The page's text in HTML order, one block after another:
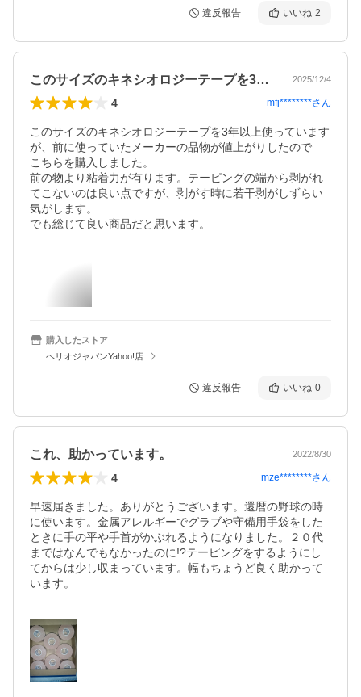
違反報告 いいね 2
このサイズのキネシオロジーテープを3年… 2025/12/4
4 mfj********さん
このサイズのキネシオロジーテープを3年以上使っています
が、前に使っていたメーカーの品物が値上がりしたので
こちらを購入しました。
前の物より粘着力が有ります。テーピングの端から剥がれ
てこないのは良い点ですが、剥がす時に若干剥がしずらい
気がします。
でも総じて良い商品だと思います。
購入したストア
ヘリオジャパンYahoo!店
違反報告 いいね 0
これ、助かっています。 2022/8/30
4 mze********さん
早速届きました。ありがとうございます。還暦の野球の時
に使います。金属アレルギーでグラブや守備用手袋をした
ときに手の平や手首がかぶれるようになりました。２０代
まではなんでもなかったのに!?テーピングをするようにし
てからは少し収まっています。幅もちょうど良く助かって
います。